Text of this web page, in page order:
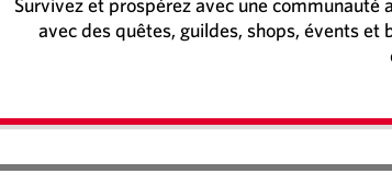
avec des quêtes, guildes, shops, évents